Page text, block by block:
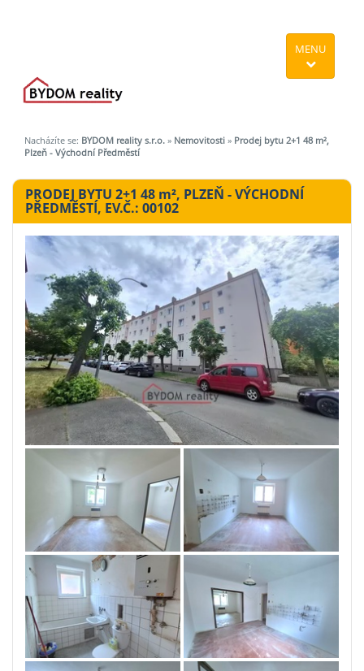
MENU
Nacházíte se: BYDOM reality s.r.o. » Nemovitosti » Prodej bytu 2+1 48 m²,
Plzeň - Východní Předměstí
PRODEJ BYTU 2+1 48 m², PLZEŇ - VÝCHODNÍ
PŘEDMĚSTÍ, EV.Č.: 00102